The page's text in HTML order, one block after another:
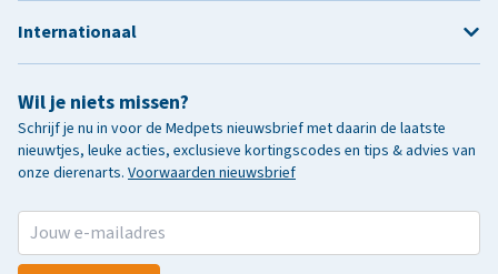
Wil je niets missen?
Schrijf je nu in voor de Medpets nieuwsbrief met daarin de laatste
nieuwtjes, leuke acties, exclusieve kortingscodes en tips & advies van
onze dierenarts. Voorwaarden nieuwsbrief
Internationaal